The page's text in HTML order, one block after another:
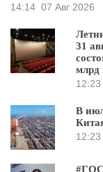
14:14 07 Авг 2026
31
млрд
12:23
В
12:23